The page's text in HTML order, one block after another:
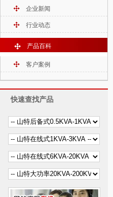
企业新闻
行业动态
产品百科
客户案例
快速查找产品